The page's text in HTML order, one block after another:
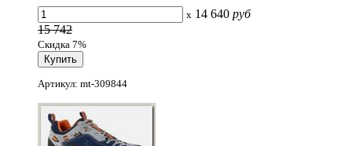
x 14 640 руб
15 742
Скидка 7%
Артикул: mt-309844